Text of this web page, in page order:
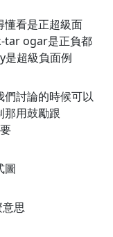
懂看是正超級面
tar ogar是正負都
是超級負面例
們討論的時候可以
那用鼓勵跟
圖
思